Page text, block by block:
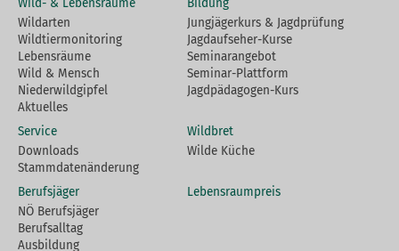
Wild- & Lebensräume
Wildarten
Wildtiermonitoring
Lebensräume
Wild & Mensch
Niederwildgipfel
Aktuelles
Bildung
Jungjägerkurs & Jagdprüfung
Jagdaufseher-Kurse
Seminarangebot
Seminar-Plattform
Jagdpädagogen-Kurs
Service
Downloads
Stammdatenänderung
Wildbret
Wilde Küche
Berufsjäger
NÖ Berufsjäger
Berufsalltag
Ausbildung
Lebensraumpreis